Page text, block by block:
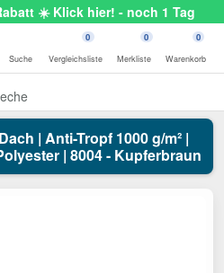
☀️ Klick hier! - noch 1 Tag
Suche
0
Vergleichsliste
0
Merkliste
0
Warenkorb
| Anti-Tropf 1000 g/m² |
| 8004 - Kupferbraun